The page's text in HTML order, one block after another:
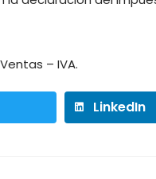
– IVA.
LinkedIn